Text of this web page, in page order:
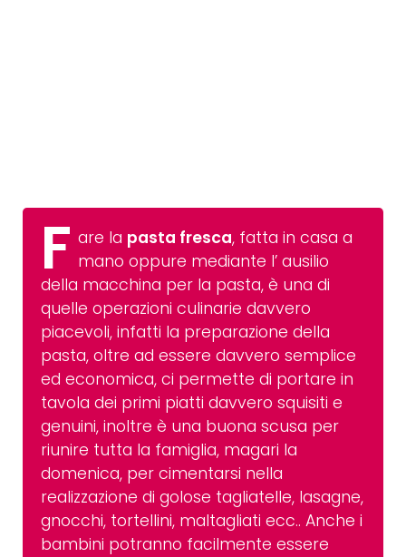
F are la pasta fresca, fatta in casa a
mano oppure mediante l’ ausilio
della macchina per la pasta, è una di
quelle operazioni culinarie davvero
piacevoli, infatti la preparazione della
pasta, oltre ad essere davvero semplice
ed economica, ci permette di portare in
tavola dei primi piatti davvero squisiti e
genuini, inoltre è una buona scusa per
riunire tutta la famiglia, magari la
domenica, per cimentarsi nella
realizzazione di golose tagliatelle, lasagne,
gnocchi, tortellini, maltagliati ecc.. Anche i
bambini potranno facilmente essere